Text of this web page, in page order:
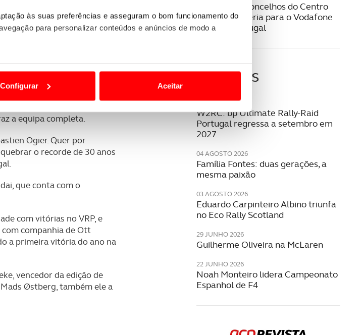
às suas preferências e asseguram o bom funcionamento do
para personalizar conteúdos e anúncios de modo a
personalizar conteúdos e anúncios, para lhe proporcionar
dados de navegação no nosso website.
do nosso site de publicidade e de análise, com parceiros
no contexto dos serviços a prestar.
similares pode ter impacto na sua experiência de
Configurar Aceitar
passagem pela
Power Stage, os troços de
do programa.
público para uma
nomes do
a equipa completa.
Ogier. Quer por
o recorde de 30 anos
que conta com o
com vitórias no VRP, e
companhia de Ott
a primeira vitória do ano na
vencedor da edição de
Østberg, também ele a
ACP e nove concelhos do Centro
fecham parceria para o Vodafone
Rally de Portugal
Últimas
06 AGOSTO 2026
W2RC: bp Ultimate Rally-Raid
Portugal regressa a setembro em
2027
04 AGOSTO 2026
Família Fontes: duas gerações, a
mesma paixão
03 AGOSTO 2026
Eduardo Carpinteiro Albino triunfa
no Eco Rally Scotland
29 JUNHO 2026
Guilherme Oliveira na McLaren
22 JUNHO 2026
Noah Monteiro lidera Campeonato
Espanhol de F4